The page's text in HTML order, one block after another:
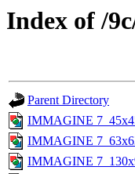
Index of /
Parent Directory
IMMAGINE
IMMAGINE
IMMAGINE